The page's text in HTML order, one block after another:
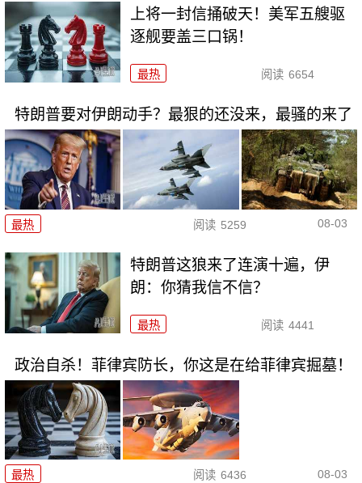
上将一封信捅破天！美军五艘驱
逐舰要盖三口锅！
最热 阅读 6654
特朗普要对伊朗动手？最狠的还没来，最骚的来了
最热 阅读 5259 08-03
特朗普这狼来了连演十遍，伊
朗：你猜我信不信？
最热 阅读 4441
政治自杀！菲律宾防长，你这是在给菲律宾掘墓！
最热 阅读 6436 08-03